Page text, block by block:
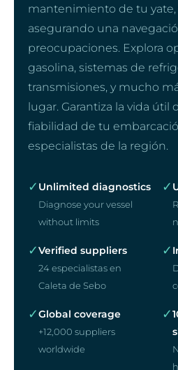
mantenimiento de tu yate,
asegurando una
preocupaciones. Explora
gasolina, sistemas de
transmisiones, y mucho
lugar. Garantiza la vida útil
fiabilidad de tu
especialistas de la región.
✓ Unlimited diagnostics
Diagnose your vessel
without limits
✓
✓Verified suppliers
24 especialistas en
Caleta de Sebo
✓
✓Global coverage
+12,000 suppliers
worldwide
✓